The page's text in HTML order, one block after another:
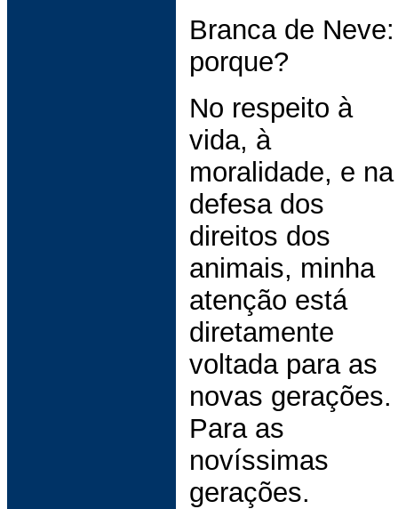
Branca de Neve:
porque?
No respeito à
vida, à
moralidade, e na
defesa dos
direitos dos
animais, minha
atenção está
diretamente
voltada para as
novas gerações.
Para as
novíssimas
gerações.